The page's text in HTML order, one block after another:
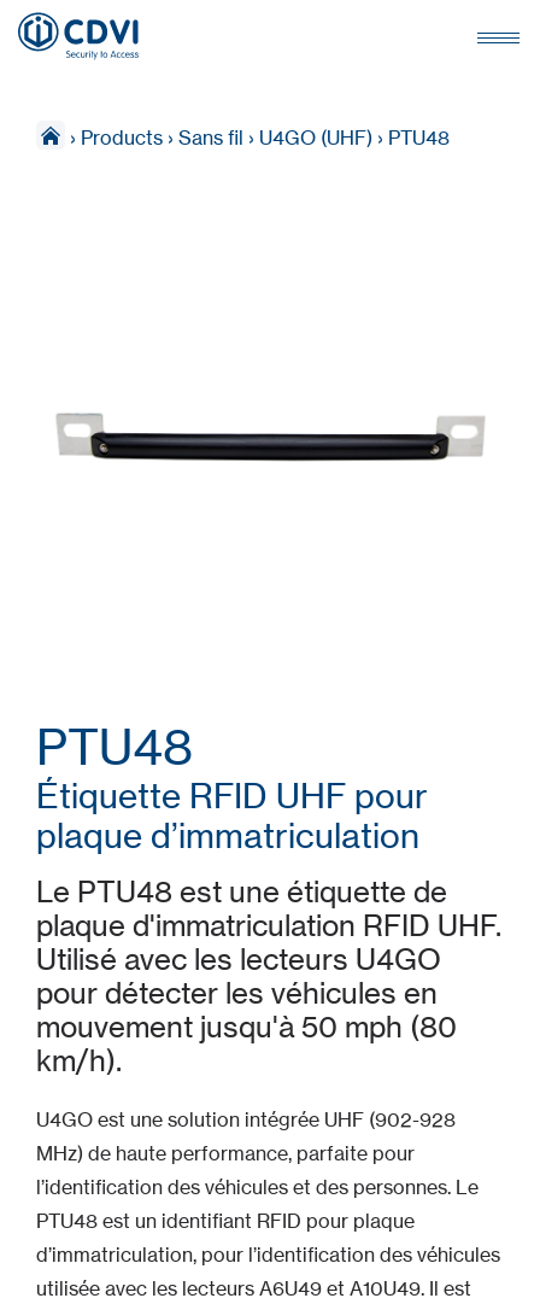
› Products › Sans fil › U4GO (UHF) › PTU48
PTU48
Étiquette RFID UHF pour
plaque d’immatriculation
Le PTU48 est une étiquette de
plaque d'immatriculation RFID UHF.
Utilisé avec les lecteurs U4GO
pour détecter les véhicules en
mouvement jusqu'à 50 mph (80
km/h).
U4GO est une solution intégrée UHF (902-928
MHz) de haute performance, parfaite pour
l’identification des véhicules et des personnes. Le
PTU48 est un identifiant RFID pour plaque
d’immatriculation, pour l’identification des véhicules
utilisée avec les lecteurs A6U49 et A10U49. Il est